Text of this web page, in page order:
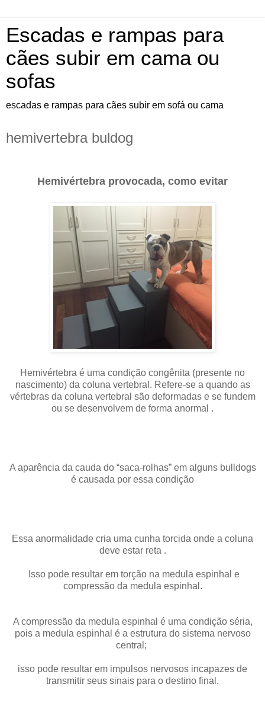
Escadas e rampas para
cães subir em cama ou
sofas
escadas e rampas para cães subir em sofá ou cama
hemivertebra buldog
Hemivértebra provocada, como evitar
Hemivértebra é uma condição congênita (presente no
nascimento) da coluna vertebral. Refere-se a quando as
vértebras da coluna vertebral são deformadas e se fundem
ou se desenvolvem de forma anormal .
A aparência da cauda do “saca-rolhas” em alguns bulldogs
é causada por essa condição
Essa anormalidade cria uma cunha torcida onde a coluna
deve estar reta .
Isso pode resultar em torção na medula espinhal e
compressão da medula espinhal.
A compressão da medula espinhal é uma condição séria,
pois a medula espinhal é a estrutura do sistema nervoso
central;
isso pode resultar em impulsos nervosos incapazes de
transmitir seus sinais para o destino final.